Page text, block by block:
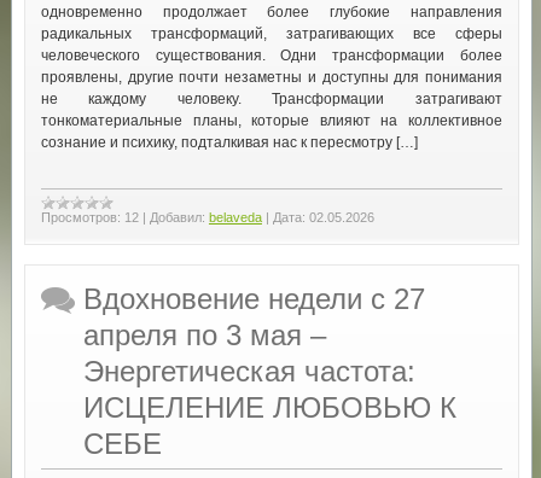
одновременно продолжает более глубокие направления
радикальных трансформаций, затрагивающих все сферы
человеческого существования. Одни трансформации более
проявлены, другие почти незаметны и доступны для понимания
не каждому человеку. Трансформации затрагивают
тонкоматериальные планы, которые влияют на коллективное
сознание и психику, подталкивая нас к пересмотру […]
Просмотров: 12 | Добавил: belaveda | Дата: 02.05.2026
Вдохновение недели с 27
апреля по 3 мая –
Энергетическая частота:
ИСЦЕЛЕНИЕ ЛЮБОВЬЮ К
СЕБЕ